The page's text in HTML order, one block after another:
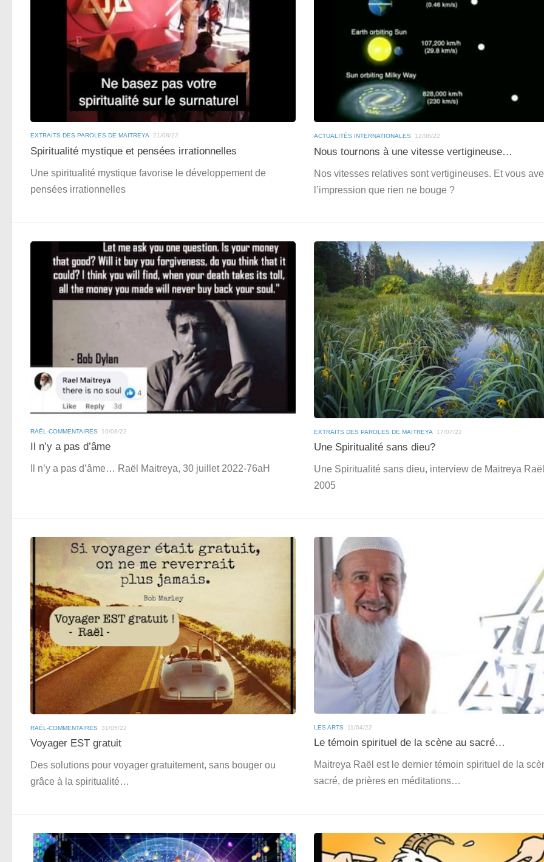
EXTRAITS DES PAROLES DE MAITREYA 21/08/22
Spiritualité mystique et pensées irrationnelles
Une spiritualité mystique favorise le développement de
pensées irrationnelles
ACTUALITÉS INTERNATIONALES 12/08/22
Nous tournons à une vitesse vertigineuse…
Nos vitesses relatives sont vertigineuses. Et vous
l’impression que rien ne bouge ?
RAËL-COMMENTAIRES 10/08/22
Il n’y a pas d’âme
Il n’y a pas d’âme… Raël Maitreya, 30 juillet 2022-76aH
EXTRAITS DES PAROLES DE MAITREYA 17/07/22
Une Spiritualité sans dieu?
Une Spiritualité sans dieu, interview de Maitreya
2005
RAËL-COMMENTAIRES 31/05/22
Voyager EST gratuit
Des solutions pour voyager gratuitement, sans bouger ou
grâce à la spiritualité…
LES ARTS 11/04/22
Le témoin spirituel de la scène au sacré…
Maitreya Raël est le dernier témoin spirituel de la
sacré, de prières en méditations…